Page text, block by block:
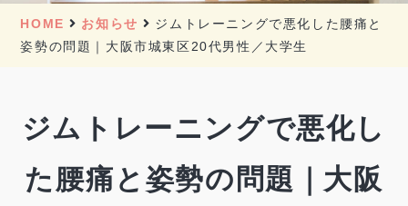
HOME お知らせ
ジムトレーニングで悪化した腰痛と
姿勢の問題｜大阪市城東区20代男性／大学生
ジムトレーニングで悪化し
た腰痛と姿勢の問題｜大阪